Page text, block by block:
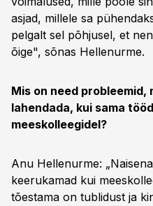
asjad, millele sa
pelgalt sel põhjusel, et
õige", sõnas Hellenurme.
Mis on need probleemid,
lahendada, kui sama
meeskolleegidel?
Anu Hellenurme:
keerukamad kui
tõestama on tublidust ja